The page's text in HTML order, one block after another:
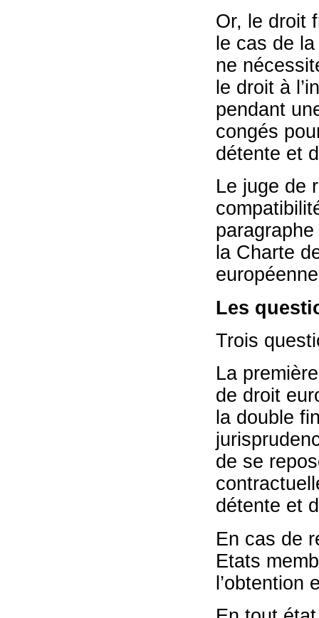
Or, le droit
le cas de
ne
le droit à
pendant
congés
détente et
Le juge de
la Charte
Les
Trois
La
de droit
la double
de se
détente et
En cas de
Etats
l’obtention